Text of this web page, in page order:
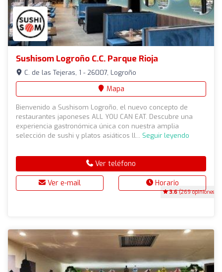
Sushisom Logroño C.C. Parque Rioja
3.6(269 opiniones)
C. de las Tejeras, 1 - 26007, Logroño
Mapa
Bienvenido a Sushisom Logroño, el nuevo concepto de
restaurantes japoneses ALL YOU CAN EAT. Descubre una
experiencia gastronómica única con nuestra amplia
selección de sushi y platos asiáticos ll... Seguir leyendo
Ver teléfono
Ver e-mail Horario